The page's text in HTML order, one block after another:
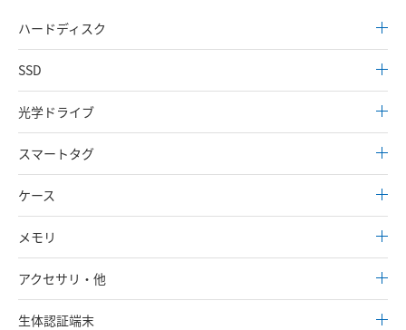
ハードディスク
SSD
光学ドライブ
スマートタグ
ケース
メモリ
アクセサリ・他
生体認証端末